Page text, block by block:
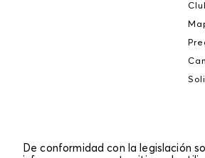
De conformidad con la legislación